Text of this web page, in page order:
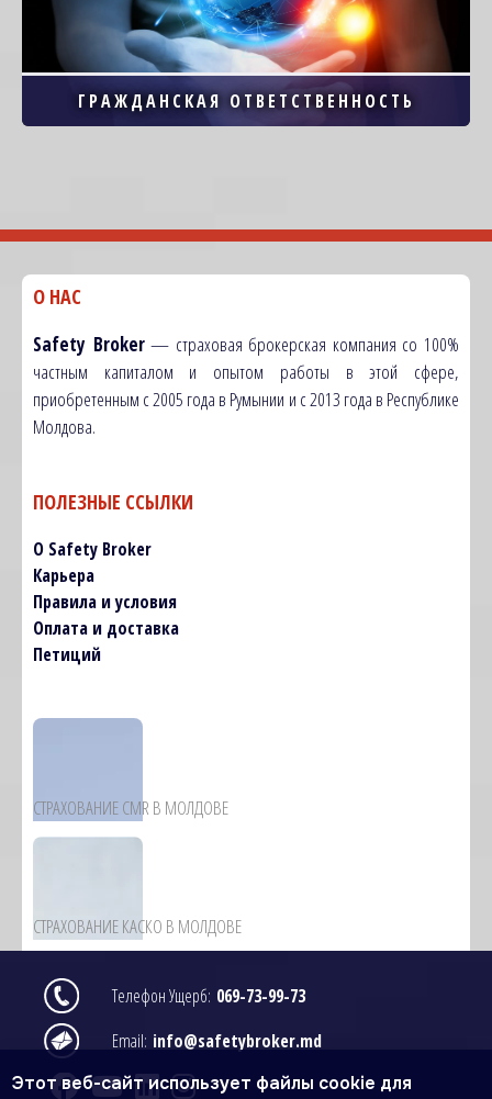
ГРАЖДАНСКАЯ ОТВЕТСТВЕННОСТЬ
О НАС
Safety Broker— страховая брокерская компания со 100%
частным капиталом и опытом работы в этой сфере,
приобретенным с 2005 года в Румынии и с 2013 года в Республике
Молдова.
Image
СТРАХОВАНИЕ CMR В МОЛДОВЕ
Image
СТРАХОВАНИЕ КАСКО В МОЛДОВЕ
ПОЛЕЗНЫЕ ССЫЛКИ
О Safety Broker
Карьера
Правила и условия
Оплата и доставка
Петиций
Image Телефон Ущерб: 069-73-99-73
Image Email: info@safetybroker.md
Этот веб-сайт использует файлы cookie для